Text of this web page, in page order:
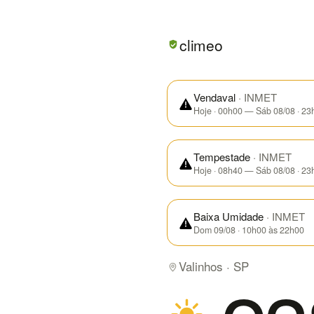
Em Valinhos/SP hoje:
climeo
Vendaval · INMET
Hoje · 00h00 — Sáb 08/08 ·
Tempestade · INMET
Hoje · 08h40 — Sáb 08/08 ·
Baixa Umidade · INMET
Dom 09/08 · 10h00 às 22h00
Valinhos · SP